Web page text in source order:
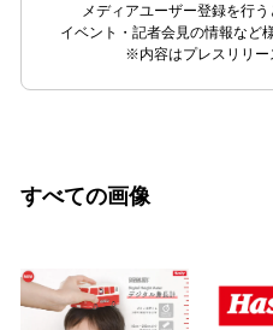
メディアユーザー登録を行
イベント・記者会見の情報など
※内容はプレスリリー
すべての画像